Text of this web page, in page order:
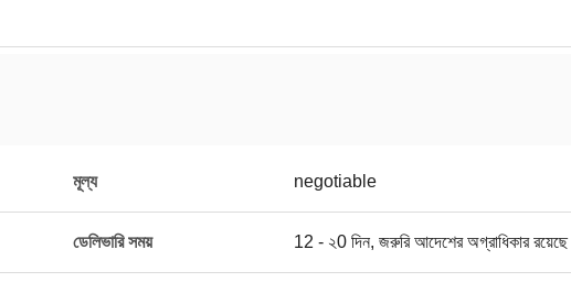
মূল্য negotiable
ডেলিভারি সময় 12 - ২0 দিন, জরুরি আদেশের অগ্রাধিকার রয়েছে